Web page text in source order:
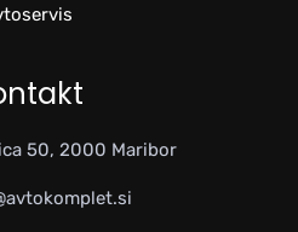
50, 2000 Maribor